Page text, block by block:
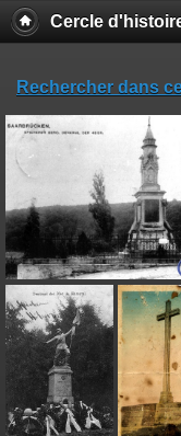
Cercle
Rechercher dans